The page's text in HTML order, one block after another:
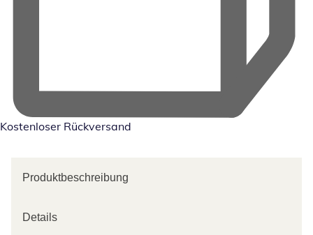
Kostenloser Rückversand
Produktbeschreibung
Details